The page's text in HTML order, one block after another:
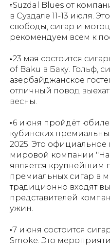
▫️Suzdal Blues от
в Суздале 11-13 июля.
свободы, сигар и
рекомендуем всем к
▫️23 мая состоится
of Baku в Баку. Гольф,
азербайджанское
отличный повод
весны.
▫️6 июня пройдёт
кубинских
2025. Это
мировой компании
является крупнейшим
премиальных сигар в
традиционно входят
представителей
ужин.
▫️7 июня состоится
Smoke. Это